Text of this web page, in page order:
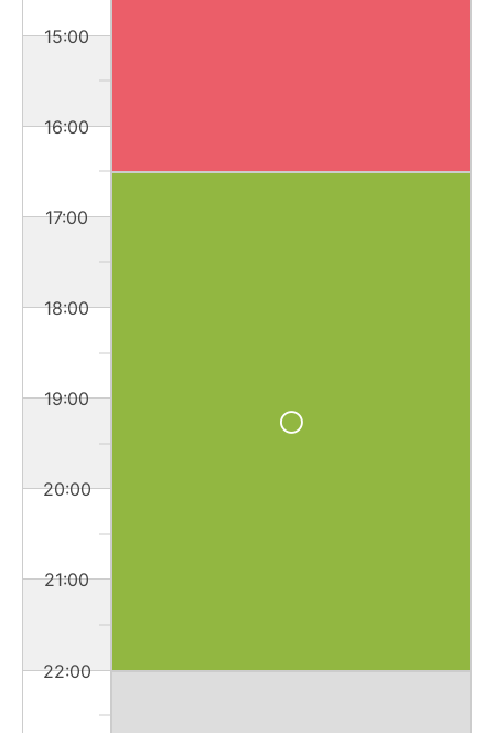
15:00
16:00
17:00
18:00
19:00
20:00
21:00
22:00